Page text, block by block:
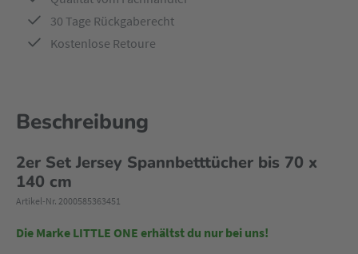
30 Tage Rückgaberecht
Kostenlose Retoure
Beschreibung
2er Set Jersey Spannbetttücher bis 70 x
140 cm
Artikel-Nr. 2000585363451
Die Marke LITTLE ONE erhältst du nur bei uns!